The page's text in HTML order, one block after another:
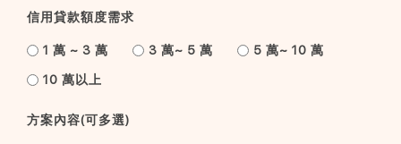
信用貸款額度需求
1 萬 ~ 3 萬 3 萬~ 5 萬 5 萬~ 10 萬
10 萬以上
方案內容(可多選)